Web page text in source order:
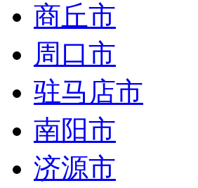
商丘市
周口市
驻马店市
南阳市
济源市